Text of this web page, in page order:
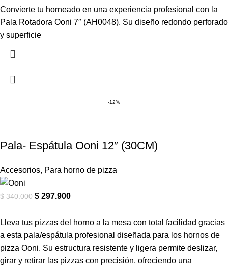
Convierte tu horneado en una experiencia profesional con la
Pala Rotadora Ooni 7″ (AH0048). Su diseño redondo perforado
y superficie
-12%
Pala- Espátula Ooni 12″ (30CM)
Accesorios, Para horno de pizza
$340.000 $ 297.900
Lleva tus pizzas del horno a la mesa con total facilidad gracias
a esta pala/espátula profesional diseñada para los hornos de
pizza Ooni. Su estructura resistente y ligera permite deslizar,
girar y retirar las pizzas con precisión, ofreciendo una